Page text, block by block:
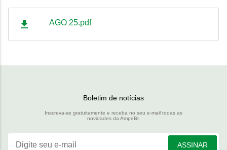
AGO 25.pdf
Boletim de notícias
Inscreva-se gratuitamente e receba no seu e-mail todas as
novidades da AmpeBr.
Digite seu e-mail ASSINAR